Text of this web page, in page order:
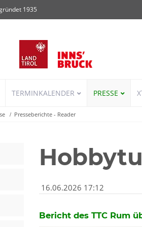
1935
TERMINKALENDER PRESSE
Presseberichte - Reader
16.06.2026 17:12
Bericht des TTC Rum